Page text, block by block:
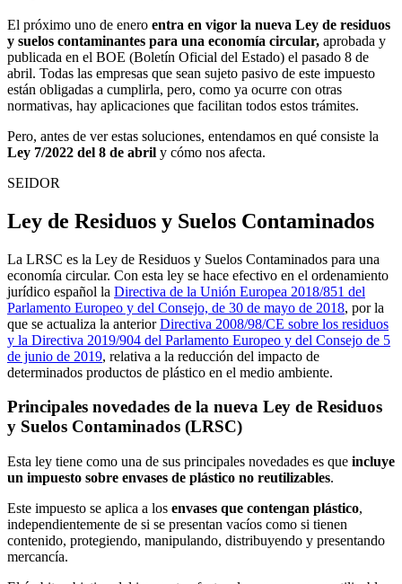
El próximo uno de enero entra en vigor la nueva Ley de residuos
y suelos contaminantes para una economía circular, aprobada y
publicada en el BOE (Boletín Oficial del Estado) el pasado 8 de
abril. Todas las empresas que sean sujeto pasivo de este impuesto
están obligadas a cumplirla, pero, como ya ocurre con otras
normativas, hay aplicaciones que facilitan todos estos trámites.
Pero, antes de ver estas soluciones, entendamos en qué consiste la
Ley 7/2022 del 8 de abril y cómo nos afecta.
SEIDOR
Ley de Residuos y Suelos Contaminados
La LRSC es la Ley de Residuos y Suelos Contaminados para una
economía circular. Con esta ley se hace efectivo en el ordenamiento
jurídico español la Directiva de la Unión Europea 2018/851 del
Parlamento Europeo y del Consejo, de 30 de mayo de 2018, por la
que se actualiza la anteriorDirectiva 2008/98/CE sobre los residuos
y la Directiva 2019/904 del Parlamento Europeo y del Consejo de 5
de junio de 2019, relativa a la reducción del impacto de
determinados productos de plástico en el medio ambiente.
Principales novedades de la nueva Ley de Residuos
y Suelos Contaminados (LRSC)
Esta ley tiene como una de sus principales novedades es que incluye
un impuesto sobre envases de plástico no reutilizables.
Este impuesto se aplica a los envases que contengan plástico,
independientemente de si se presentan vacíos como si tienen
contenido, protegiendo, manipulando, distribuyendo y presentando
mercancía.